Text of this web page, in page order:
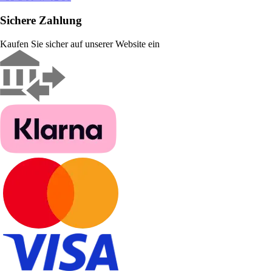
Sichere Zahlung
Kaufen Sie sicher auf unserer Website ein